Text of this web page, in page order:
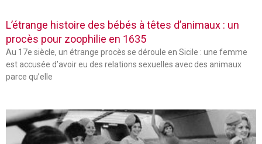
L’étrange histoire des bébés à têtes d’animaux : un
procès pour zoophilie en 1635
Au 17e siècle, un étrange procès se déroule en Sicile : une femme
est accusée d’avoir eu des relations sexuelles avec des animaux
parce qu’elle